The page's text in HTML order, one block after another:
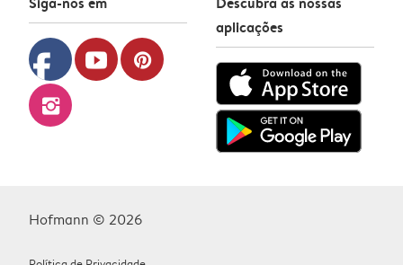
facebook youtube pinterest
instagram
aplicações
Hofmann © 2026